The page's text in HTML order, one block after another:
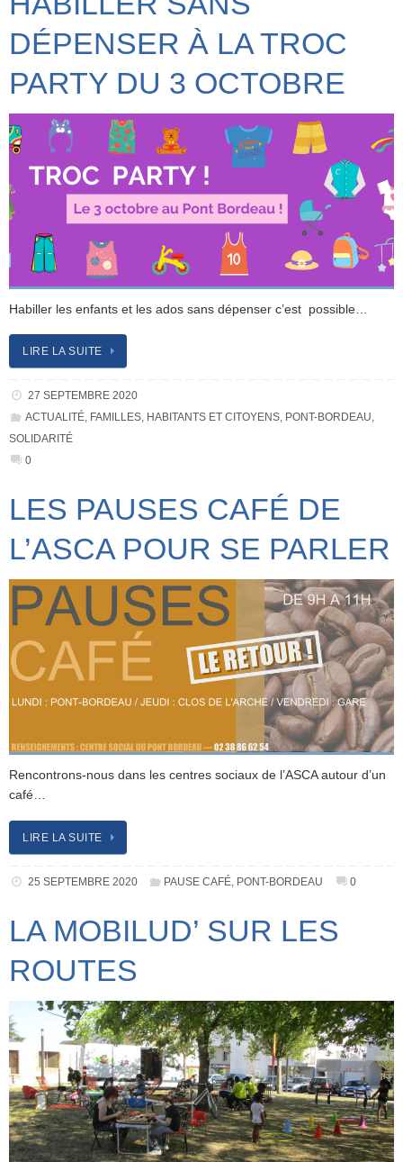
DÉPENSER À LA TROC
PARTY DU 3 OCTOBRE
Habiller les enfants et les ados sans dépenser c’est possible…
LIRE LA SUITE
27 SEPTEMBRE 2020
ACTUALITÉ, FAMILLES, HABITANTS ET CITOYENS, PONT-BORDEAU,
SOLIDARITÉ
0
LES PAUSES CAFÉ DE
L’ASCA POUR SE PARLER
Rencontrons-nous dans les centres sociaux de l’ASCA autour d’un
café…
LIRE LA SUITE
25 SEPTEMBRE 2020 PAUSE CAFÉ, PONT-BORDEAU 0
LA MOBILUD’ SUR LES
ROUTES